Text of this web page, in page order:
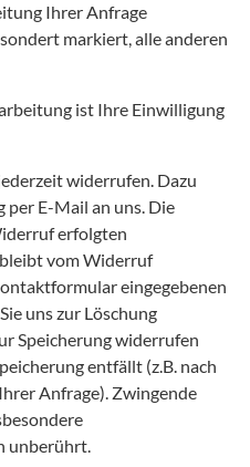
Ihrer Anfrage
markiert, alle anderen
ist Ihre Einwilligung
widerrufen. Dazu
E-Mail an uns. Die
erfolgten
vom Widerruf
eingegebenen
uns zur Löschung
Speicherung widerrufen
entfällt (z.B. nach
Anfrage). Zwingende
unberührt.